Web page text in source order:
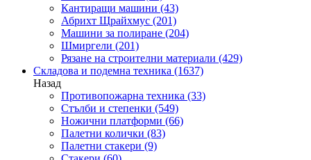
Кантиращи машини (43)
Абрихт Щрайхмус (201)
Машини за полиране (204)
Шмиргели (201)
Рязане на строителни материали (429)
Складова и подемна техника (1637)
Назад
Противопожарна техника (33)
Стълби и степенки (549)
Ножични платформи (66)
Палетни колички (83)
Палетни стакери (9)